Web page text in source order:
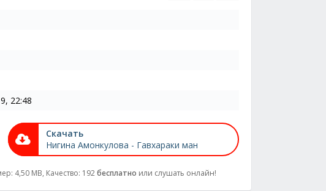
22:48
Скачать
Нигина Амонкулова - Гавхараки ман
4,50 MB, Качество: 192бесплатно или слушать онлайн!